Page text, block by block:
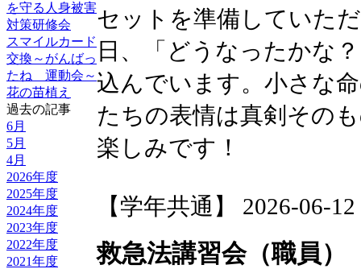
を守る人身被害
対策研修会
スマイルカード
交換～がんばっ
たね 運動会～
花の苗植え
過去の記事
6月
5月
4月
2026年度
2025年度
2024年度
2023年度
2022年度
2021年度
セットを準備していた
日、「どうなったかな
込んでいます。小さな
たちの表情は真剣その
楽しみです！
【学年共通】 2026-06-
救急法講習会（職員）